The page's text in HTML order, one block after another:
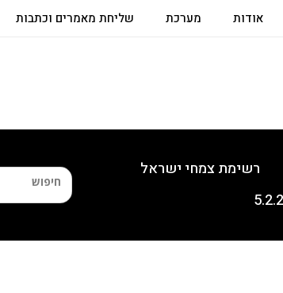
אודות מערכת שליחת מאמרים וכתבות
רשימת צמחי ישראל